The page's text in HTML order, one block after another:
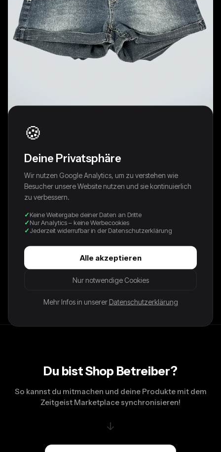
Wallflower Low Rise Cuffed Denim
Hotpants (M)
19,75 €
Zustand: Sehr gutDescription:Lässige blaue Hotpants mit
tiefem Bund und umgeschlagenem Saum ausweicher
Baumwolle perfekt für sommerliche Streetstyles L: 32 cm /
Du bist Shop Betreiber?
So kannst du mitmachen und deine Produkte mit dem
Zeitgeist Marketplace synchronisieren!
↓
🍪
Deine Privatsphäre
Wir nutzen Google Analytics, um zu verstehen wie
Besucher unsere Website nutzen und sie kontinuierlich
zu verbessern.
Keine Weitergabe deiner Daten an Dritte
Nur Analytics – keine Werbecookies
Jederzeit widerrufbar in der Datenschutzerklärung
Alle akzeptieren
Nur notwendige Cookies
Mehr Infos in unserer Datenschutzerklärung